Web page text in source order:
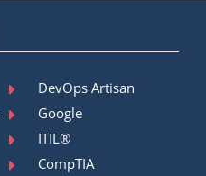
DevOps Artisan
Google
ITIL®
CompTIA